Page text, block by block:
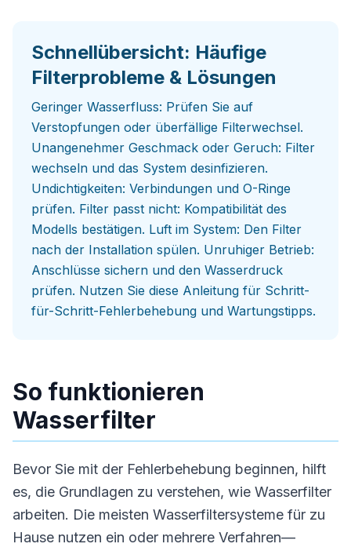
Schnellübersicht: Häufige
Filterprobleme & Lösungen
Geringer Wasserfluss: Prüfen Sie auf
Verstopfungen oder überfällige Filterwechsel.
Unangenehmer Geschmack oder Geruch: Filter
wechseln und das System desinfizieren.
Undichtigkeiten: Verbindungen und O-Ringe
prüfen. Filter passt nicht: Kompatibilität des
Modells bestätigen. Luft im System: Den Filter
nach der Installation spülen. Unruhiger Betrieb:
Anschlüsse sichern und den Wasserdruck
prüfen. Nutzen Sie diese Anleitung für Schritt-
für-Schritt-Fehlerbehebung und Wartungstipps.
So funktionieren
Wasserfilter
Bevor Sie mit der Fehlerbehebung beginnen, hilft
es, die Grundlagen zu verstehen, wie Wasserfilter
arbeiten. Die meisten Wasserfiltersysteme für zu
Hause nutzen ein oder mehrere Verfahren—